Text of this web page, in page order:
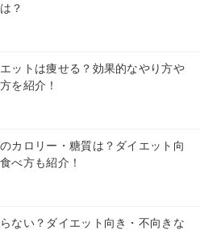
？
ットは痩せる？効果的なやり方や
を紹介！
カロリー・糖質は？ダイエット向
べ方も紹介！
ない？ダイエット向き・不向きな